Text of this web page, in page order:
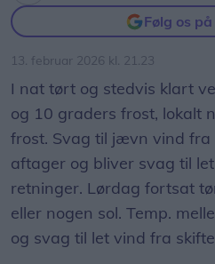
Følg os
13. februar 2026 kl. 21.23
I nat tørt og stedvis klart
og 10 graders frost, lokalt
frost. Svag til jævn vind fra
aftager og bliver svag til
retninger. Lørdag fortsat
eller nogen sol. Temp.
og svag til let vind fra